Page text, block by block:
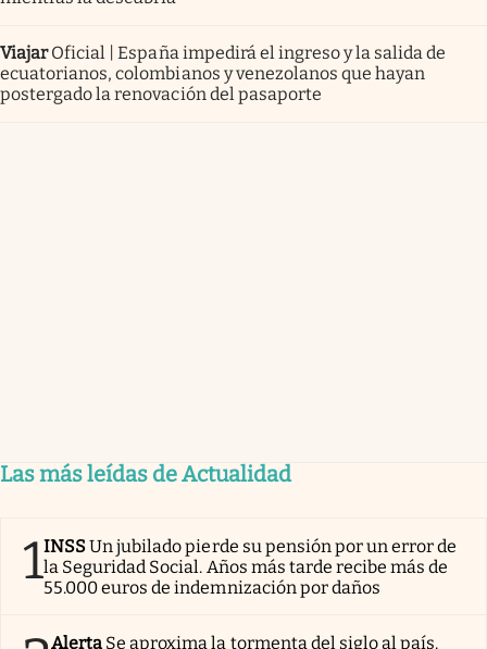
Viajar Oficial | España impedirá el ingreso y la salida de
ecuatorianos, colombianos y venezolanos que hayan
postergado la renovación del pasaporte
Las más leídas de Actualidad
1INSSUn jubilado pierde su pensión por un error de
la Seguridad Social. Años más tarde recibe más de
55.000 euros de indemnización por daños
Alerta Se aproxima la tormenta del siglo al país.